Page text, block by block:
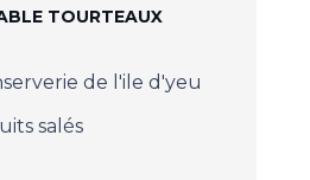
TOURTEAUX
de l'ile d'yeu
salés